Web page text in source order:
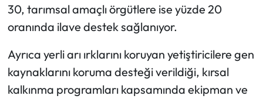
30, tarımsal amaçlı örgütlere ise yüzde 20
oranında ilave destek sağlanıyor.
Ayrıca yerli arı ırklarını koruyan yetiştiricilere gen
kaynaklarını koruma desteği verildiği, kırsal
kalkınma programları kapsamında ekipman ve